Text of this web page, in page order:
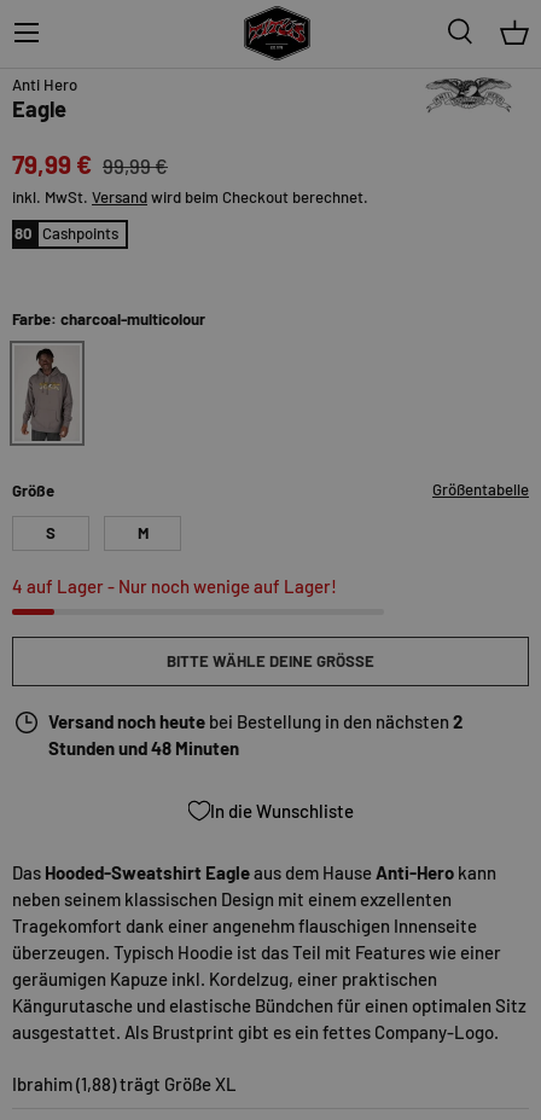
Suche
Menü
20%
Anti Hero
Eagle
79,99 € 99,99 €
inkl. MwSt. Versandwird beim Checkout berechnet.
80
Cashpoints
Farbe: charcoal-multicolour
Größe Größentabelle
S M
4 auf Lager- Nur noch wenige auf Lager!
BITTE WÄHLE DEINE GRÖSSE
Versand noch heute bei Bestellung in den nächsten 2
Stunden und 48 Minuten
In die Wunschliste
Das Hooded-Sweatshirt Eagleaus dem HauseAnti-Hero kann
neben seinem klassischen Design mit einem exzellenten
Tragekomfort dank einer angenehm flauschigen Innenseite
überzeugen. Typisch Hoodie ist das Teil mit Features wie einer
geräumigen Kapuze inkl. Kordelzug, einer praktischen
Kängurutasche und elastische Bündchen für einen optimalen Sitz
ausgestattet. Als Brustprint gibt es ein fettes Company-Logo.
Ibrahim (1,88) trägt Größe XL